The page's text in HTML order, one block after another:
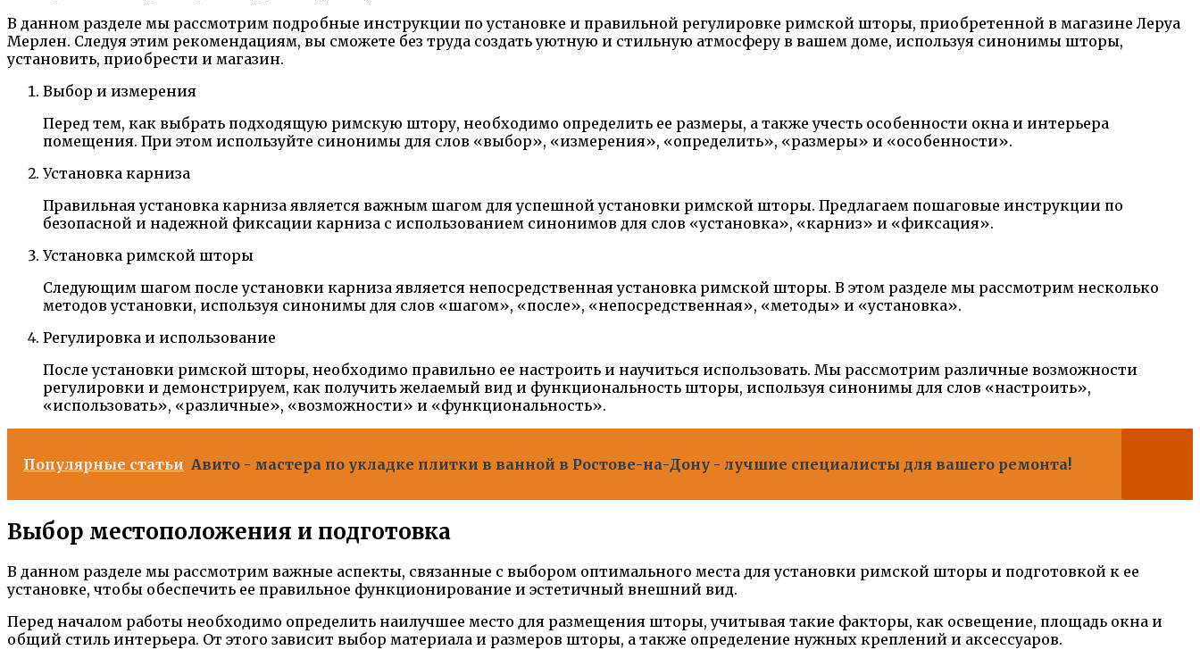
В данном разделе мы рассмотрим подробные инструкции по установке и правильной регулировке римской шторы, приобретенной в магазине Леруа
Мерлен. Следуя этим рекомендациям, вы сможете без труда создать уютную и стильную атмосферу в вашем доме, используя синонимы шторы,
установить, приобрести и магазин.
Выбор и измерения
Перед тем, как выбрать подходящую римскую штору, необходимо определить ее размеры, а также учесть особенности окна и интерьера
помещения. При этом используйте синонимы для слов «выбор», «измерения», «определить», «размеры» и «особенности».
Установка карниза
Правильная установка карниза является важным шагом для успешной установки римской шторы. Предлагаем пошаговые инструкции по
безопасной и надежной фиксации карниза с использованием синонимов для слов «установка», «карниз» и «фиксация».
Установка римской шторы
Следующим шагом после установки карниза является непосредственная установка римской шторы. В этом разделе мы рассмотрим несколько
методов установки, используя синонимы для слов «шагом», «после», «непосредственная», «методы» и «установка».
Регулировка и использование
После установки римской шторы, необходимо правильно ее настроить и научиться использовать. Мы рассмотрим различные возможности
регулировки и демонстрируем, как получить желаемый вид и функциональность шторы, используя синонимы для слов «настроить»,
«использовать», «различные», «возможности» и «функциональность».
Популярные статьи Авито - мастера по укладке плитки в ванной в Ростове-на-Дону - лучшие специалисты для вашего ремонта!
Выбор местоположения и подготовка
В данном разделе мы рассмотрим важные аспекты, связанные с выбором оптимального места для установки римской шторы и подготовкой к ее
установке, чтобы обеспечить ее правильное функционирование и эстетичный внешний вид.
Перед началом работы необходимо определить наилучшее место для размещения шторы, учитывая такие факторы, как освещение, площадь окна и
общий стиль интерьера. От этого зависит выбор материала и размеров шторы, а также определение нужных креплений и аксессуаров.